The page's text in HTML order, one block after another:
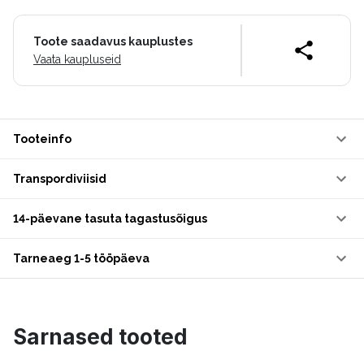
Toote saadavus kauplustes
Vaata kaupluseid
Tooteinfo
Transpordiviisid
14-päevane tasuta tagastusõigus
Tarneaeg 1-5 tööpäeva
Sarnased tooted